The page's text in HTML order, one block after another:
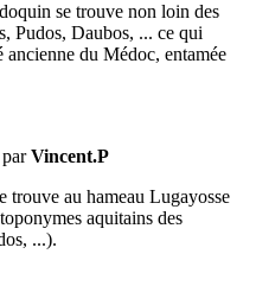
se trouve non loin des
Pudos, Daubos, ... ce qui
du Médoc, entamée
parVincent.P
trouve au hameau Lugayosse
aquitains des
...).